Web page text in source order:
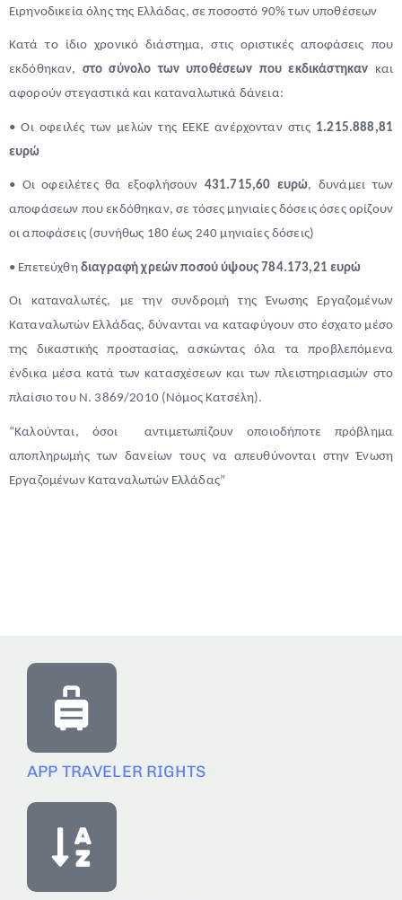
Ειρηνοδικεία όλης της Ελλάδας, σε ποσοστό 90% των υποθέσεων
Κατά το ίδιο χρονικό διάστημα, στις οριστικές αποφάσεις που
εκδόθηκαν, στο σύνολο των υποθέσεων που εκδικάστηκαν και
αφορούν στεγαστικά και καταναλωτικά δάνεια:
• Οι οφειλές των μελών της ΕΕΚΕ ανέρχονταν στις 1.215.888,81
ευρώ
• Οι οφειλέτες θα εξοφλήσουν 431.715,60 ευρώ, δυνάμει των
αποφάσεων που εκδόθηκαν, σε τόσες μηνιαίες δόσεις όσες ορίζουν
οι αποφάσεις (συνήθως 180 έως 240 μηνιαίες δόσεις)
• Επετεύχθη διαγραφή χρεών ποσού ύψους 784.173,21 ευρώ
Οι καταναλωτές, με την συνδρομή της Ένωσης Εργαζομένων
Καταναλωτών Ελλάδας, δύνανται να καταφύγουν στο έσχατο μέσο
της δικαστικής προστασίας, ασκώντας όλα τα προβλεπόμενα
ένδικα μέσα κατά των κατασχέσεων και των πλειστηριασμών στο
πλαίσιο του Ν. 3869/2010 (Νόμος Κατσέλη).
“Καλούνται, όσοι αντιμετωπίζουν οποιοδήποτε πρόβλημα
αποπληρωμής των δανείων τους να απευθύνονται στην Ένωση
Εργαζομένων Καταναλωτών Ελλάδας”
APP TRAVELER RIGHTS